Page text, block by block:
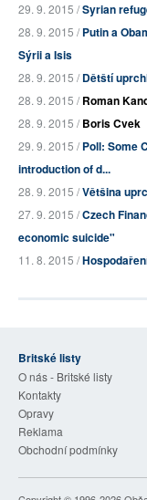
29. 9. 2015 /Syrian
28. 9. 2015 /Putin a
Sýrii a Isis
28. 9. 2015 /Dětští
28. 9. 2015 /Roman
28. 9. 2015 /Boris Cvek
29. 9. 2015 /Poll: Some
introduction of d...
28. 9. 2015 /Většina
27. 9. 2015 /Czech
economic suicide"
11. 8. 2015 /
Britské listy
O nás - Britské listy
Kontakty
Opravy
Reklama
Obchodní podmínky